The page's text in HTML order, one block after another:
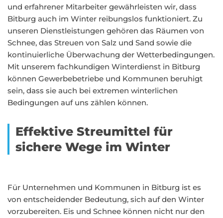
und erfahrener Mitarbeiter gewährleisten wir, dass
Bitburg auch im Winter reibungslos funktioniert. Zu
unseren Dienstleistungen gehören das Räumen von
Schnee, das Streuen von Salz und Sand sowie die
kontinuierliche Überwachung der Wetterbedingungen.
Mit unserem fachkundigen Winterdienst in Bitburg
können Gewerbebetriebe und Kommunen beruhigt
sein, dass sie auch bei extremen winterlichen
Bedingungen auf uns zählen können.
Effektive Streumittel für
sichere Wege im Winter
Für Unternehmen und Kommunen in Bitburg ist es
von entscheidender Bedeutung, sich auf den Winter
vorzubereiten. Eis und Schnee können nicht nur den